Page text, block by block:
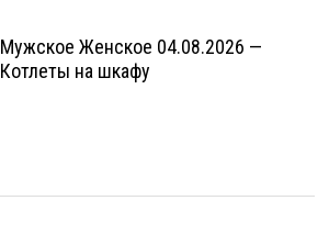
Мужское Женское 04.08.2026 —
Котлеты на шкафу